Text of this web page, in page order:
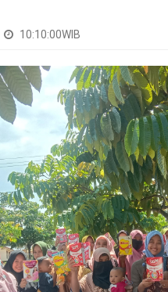
10:10:00WIB